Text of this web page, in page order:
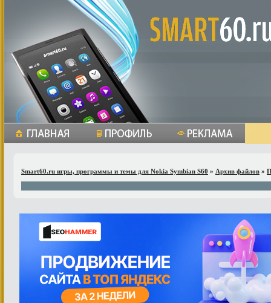
Smart60.ru игры, программы и темы для Nokia Symbian S60 » Архив файлов »